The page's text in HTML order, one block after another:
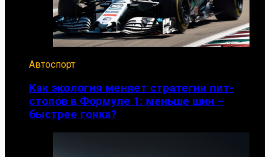
Автоспорт
Как экология меняет стратегии пит-
стопов в Формуле 1: меньше шин –
быстрее гонка?